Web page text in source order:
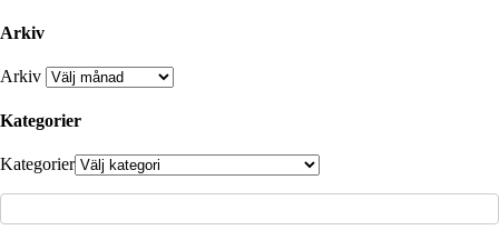
Arkiv
Arkiv
Kategorier
Kategorier